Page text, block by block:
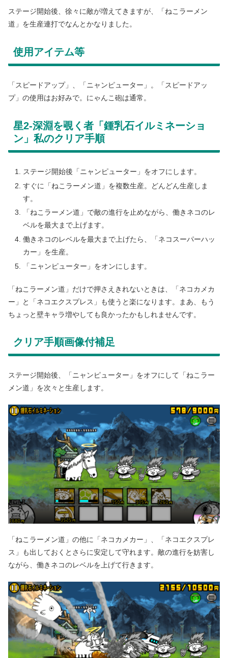
ステージ開始後、徐々に敵が増えてきますが、「ねこラーメン
道」を生産連打でなんとかなりました。
使用アイテム等
「スピードアップ」、「ニャンピューター」。「スピードアッ
プ」の使用はお好みで。にゃんこ砲は通常。
星2-深淵を覗く者「鍾乳石イルミネーショ
ン」私のクリア手順
ステージ開始後「ニャンピューター」をオフにします。
すぐに「ねこラーメン道」を複数生産。どんどん生産しま
す。
「ねこラーメン道」で敵の進行を止めながら、働きネコのレ
ベルを最大まで上げます。
働きネコのレベルを最大まで上げたら、「ネコスーパーハッ
カー」を生産。
「ニャンピューター」をオンにします。
「ねこラーメン道」だけで押さえきれないときは、「ネコカメカ
ー」と「ネコエクスプレス」も使うと楽になります。まあ、もう
ちょっと壁キャラ増やしても良かったかもしれませんです。
クリア手順画像付補足
ステージ開始後、「ニャンピューター」をオフにして「ねこラー
メン道」を次々と生産します。
「ねこラーメン道」の他に「ネコカメカー」、「ネコエクスプレ
ス」も出しておくとさらに安定して守れます。敵の進行を妨害し
ながら、働きネコのレベルを上げて行きます。